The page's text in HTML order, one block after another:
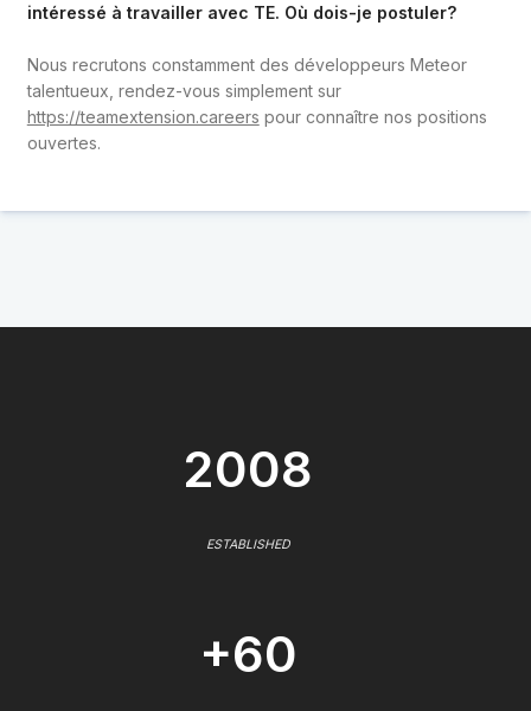
intéressé à travailler avec TE. Où dois-je postuler?
Nous recrutons constamment des développeurs Meteor
talentueux, rendez-vous simplement sur
https://teamextension.careers pour connaître nos positions
ouvertes.
2008
ESTABLISHED
+60